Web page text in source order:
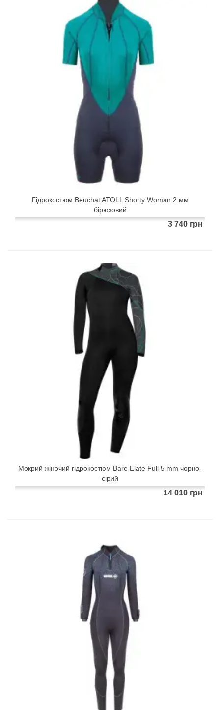
Гідрокостюм Beuchat ATOLL Shorty Woman 2 мм
бірюзовий
3 740 грн
Мокрий жіночий гідрокостюм Bare Elate Full 5 mm чорно-
сірий
14 010 грн